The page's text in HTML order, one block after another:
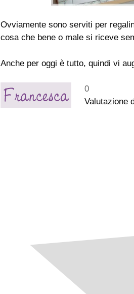
Ovviamente sono serviti per
cosa che bene o male si riceve
Anche per oggi è tutto, quindi vi
0
Valutazione